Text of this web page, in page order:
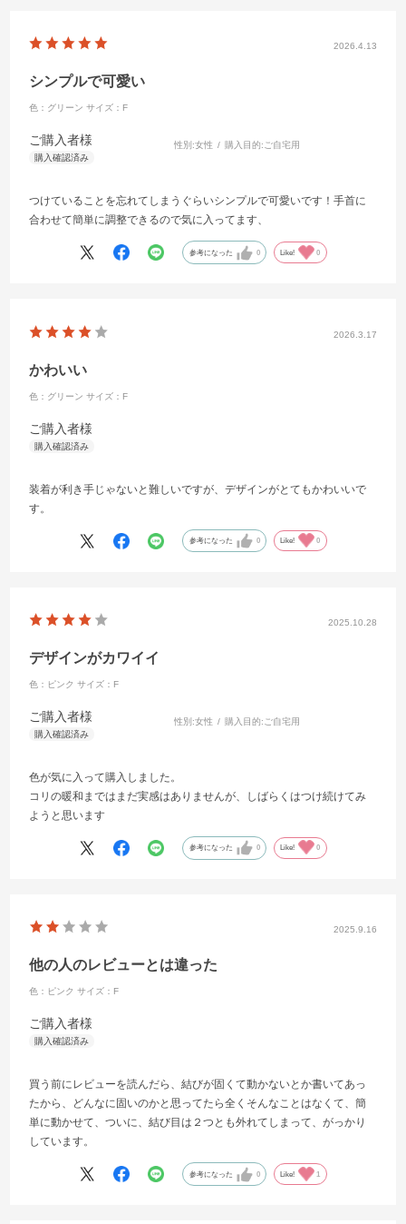
2026.4.13
シンプルで可愛い
色：グリーン サイズ：F
ご購入者様 性別:女性 購入目的:ご自宅用
つけていることを忘れてしまうぐらいシンプルで可愛いです！手首に
合わせて簡単に調整できるので気に入ってます、
参考になった 0 Like! 0
2026.3.17
かわいい
色：グリーン サイズ：F
ご購入者様
装着が利き手じゃないと難しいですが、デザインがとてもかわいいで
す。
参考になった 0 Like! 0
2025.10.28
デザインがカワイイ
色：ピンク サイズ：F
ご購入者様 性別:女性 購入目的: ご自宅用
色が気に入って購入しました。
コリの暖和まではまだ実感はありませんが、しばらくはつけ続けてみ
ようと思います
参考になった 0 Like! 0
2025.9.16
他の人のレビューとは違った
色：ピンク サイズ：F
ご購入者様
買う前にレビューを読んだら、結びが固くて動かないとか書いてあっ
たから、どんなに固いのかと思ってたら全くそんなことはなくて、簡
単に動かせて、ついに、結び目は２つとも外れてしまって、がっかり
しています。
参考になった 0 Like! 1